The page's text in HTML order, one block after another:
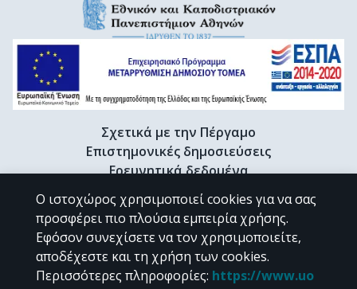
Σχετικά με την Πέργαμο
Επιστημονικές δημοσιεύσεις
Ερευνητικά δεδομένα
Διδακτορικές διατριβές & Γκρίζα βιβλιογραφία
Προφίλ Ερευνητή
CC BY-NC 4.0
Ο ιστοχώρος χρησιμοποιεί cookies για να σας
προσφέρει πιο πλούσια εμπειρία χρήσης.
Εφόσον συνεχίσετε να τον χρησιμοποιείτε,
αποδέχεστε και τη χρήση των cookies.
Περισσότερες πληροφορίες: https://www.uo